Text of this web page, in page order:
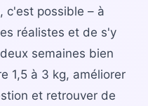
c'est possible – à
réalistes et de s'y
semaines bien
1,5 à 3 kg, améliorer
et retrouver de